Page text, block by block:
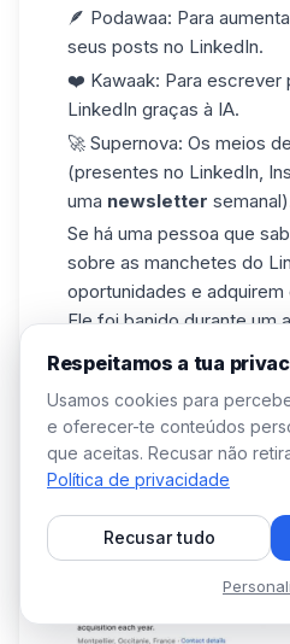
🪶 Podawaa: Para
seus posts no LinkedIn.
❤️ Kawaak: Para escrever
LinkedIn graças à IA.
🚀 Supernova: Os meios
(presentes no LinkedIn,
uma newsletter
Se há uma pessoa que
sobre as manchetes do
oportunidades e
Ele foi banido durante um
volta ao LinkedIn... Não é
LinkedIn Headline , mas
não está muito mau! 👿
Respeitamos a tua
Usamos cookies para
e oferecer-te conteúdos
que aceitas. Recusar não
Política de privacidade
Recusar tudo